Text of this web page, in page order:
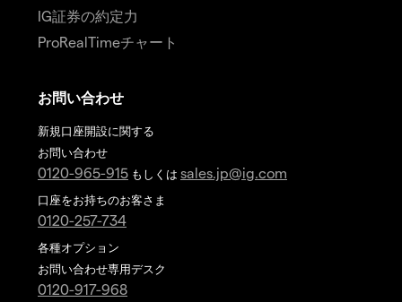
IG証券の約定力
ProRealTimeチャート
お問い合わせ
新規口座開設に関する
お問い合わせ
0120-965-915 もしくは sales.jp@ig.com
口座をお持ちのお客さま
0120-257-734
各種オプション
お問い合わせ専用デスク
0120-917-968